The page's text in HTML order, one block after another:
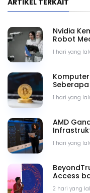
ARTIKEL TERKAIT
1 hari yang
Nvidia
Robot
1 hari yang
1 hari yang
AMD
2 hari yang
Access